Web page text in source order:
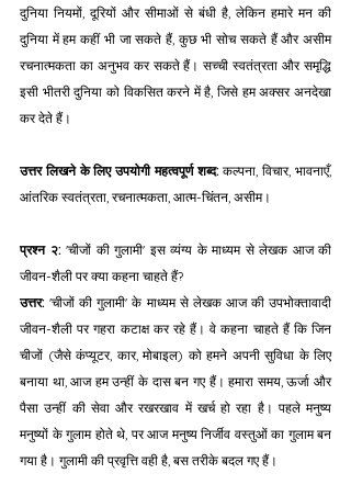
दुनिया नियमों, दूरियों और सीमाओं से बंधी है, लेकिन हमारे मन की
दुनिया में हम कहीं भी जा सकते हैं, कुछ भी सोच सकते हैं और असीम
रचनात्मकता का अनुभव कर सकते हैं। सच्ची स्वतंत्रता और समृद्धि
इसी भीतरी दुनिया को विकसित करने में है, जिसे हम अक्सर अनदेखा
कर देते हैं।
उत्तर लिखने के लिए उपयोगी महत्वपूर्ण शब्द: कल्पना, विचार, भावनाएँ,
आंतरिक स्वतंत्रता, रचनात्मकता, आत्म-चिंतन, असीम।
प्रश्न २: 'चीजों की गुलामी' इस व्यंग्य के माध्यम से लेखक आज की
जीवन-शैली पर क्या कहना चाहते हैं?
उत्तर: 'चीजों की गुलामी' के माध्यम से लेखक आज की उपभोक्तावादी
जीवन-शैली पर गहरा कटाक्ष कर रहे हैं। वे कहना चाहते हैं कि जिन
चीजों (जैसे कंप्यूटर, कार, मोबाइल) को हमने अपनी सुविधा के लिए
बनाया था, आज हम उन्हीं के दास बन गए हैं। हमारा समय, ऊर्जा और
पैसा उन्हीं की सेवा और रखरखाव में खर्च हो रहा है। पहले मनुष्य
मनुष्यों के गुलाम होते थे, पर आज मनुष्य निर्जीव वस्तुओं का गुलाम बन
गया है। गुलामी की प्रवृत्ति वही है, बस तरीके बदल गए हैं।